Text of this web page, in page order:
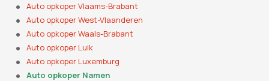
Auto opkoper Vlaams-Brabant
Auto opkoper West-Vlaanderen
Auto opkoper Waals-Brabant
Auto opkoper Luik
Auto opkoper Luxemburg
Auto opkoper Namen